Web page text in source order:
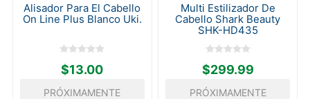
Alisador Para El Cabello
On Line Plus Blanco Uki.
$13.00
PRÓXIMAMENTE
Multi Estilizador De
Cabello Shark Beauty
SHK-HD435
$299.99
PRÓXIMAMENTE